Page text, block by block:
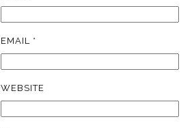
EMAIL *
WEBSITE